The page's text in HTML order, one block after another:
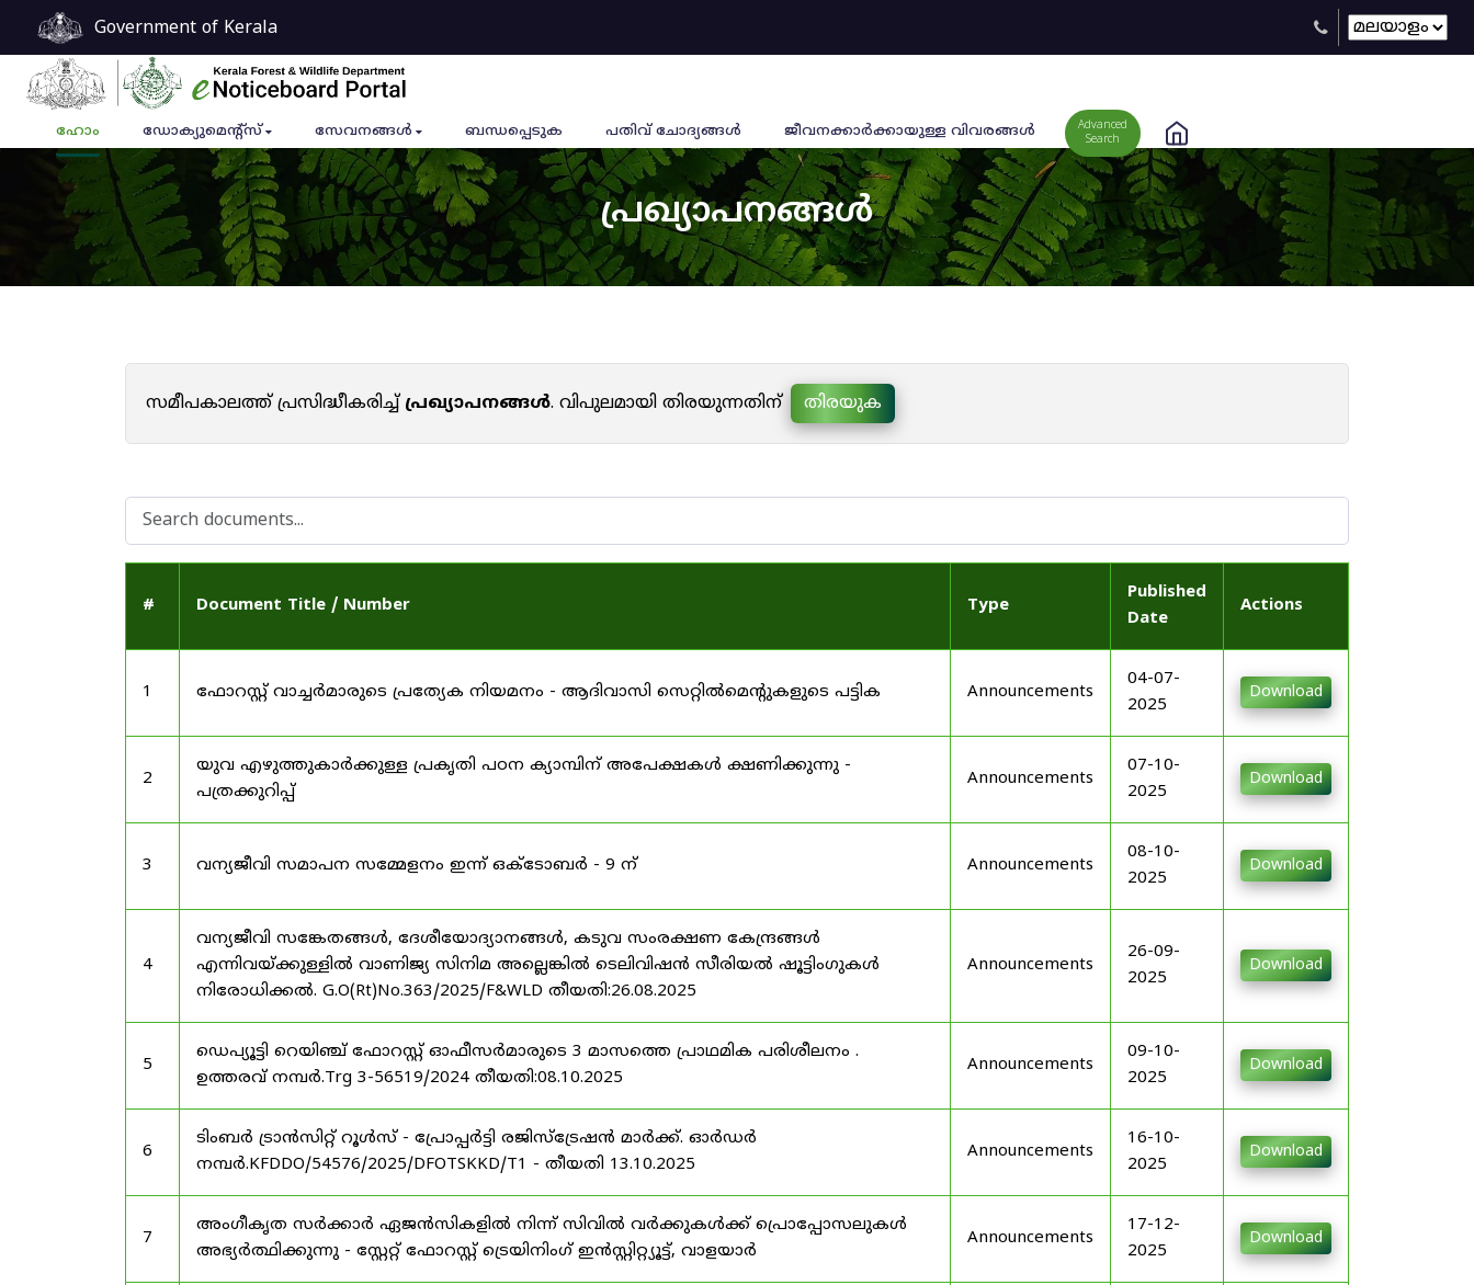
Government of Kerala
ഹോം ഡോക്യുമെൻ്റ്സ് സേവനങ്ങൾ ബന്ധപ്പെടുക പതിവ് ചോദ്യങ്ങൾ ജീവനക്കാര്‍ക്കായുള്ള വിവരങ്ങള്‍
Advanced
Search
പ്രഖ്യാപനങ്ങൾ
സമീപകാലത്ത് പ്രസിദ്ധീകരിച്ച്പ്രഖ്യാപനങ്ങൾ. വിപുലമായി തിരയുന്നതിന് തിരയുക
# Document Title / Number Type
Published
Date
Actions
1 ഫോറസ്റ്റ് വാച്ചർമാരുടെ പ്രത്യേക നിയമനം - ആദിവാസി സെറ്റിൽമെന്റുകളുടെ പട്ടിക Announcements
04-07-
2025
Download
2
യുവ എഴുത്തുകാർക്കുള്ള പ്രകൃതി പഠന ക്യാമ്പിന് അപേക്ഷകൾ ക്ഷണിക്കുന്നു -
പത്രക്കുറിപ്പ്
Announcements
07-10-
2025
Download
3 വന്യജീവി സമാപന സമ്മേളനം ഇന്ന് ഒക്ടോബർ - 9 ന് Announcements
08-10-
2025
Download
4
വന്യജീവി സങ്കേതങ്ങൾ, ദേശീയോദ്യാനങ്ങൾ, കടുവ സംരക്ഷണ കേന്ദ്രങ്ങൾ
എന്നിവയ്ക്കുള്ളിൽ വാണിജ്യ സിനിമ അല്ലെങ്കിൽ ടെലിവിഷൻ സീരിയൽ ഷൂട്ടിംഗുകൾ
നിരോധിക്കൽ. G.O(Rt)No.363/2025/F&WLD തീയതി:26.08.2025
Announcements
26-09-
2025
Download
5
ഡെപ്യൂട്ടി റെയിഞ്ച് ഫോറസ്റ്റ് ഓഫീസർമാരുടെ 3 മാസത്തെ പ്രാഥമിക പരിശീലനം .
ഉത്തരവ് നമ്പർ.Trg 3-56519/2024 തീയതി:08.10.2025
Announcements
09-10-
2025
Download
6
ടിംബർ ട്രാൻസിറ്റ് റൂൾസ് - പ്രോപ്പർട്ടി രജിസ്ട്രേഷൻ മാർക്ക്. ഓർഡർ
നമ്പർ.KFDDO/54576/2025/DFOTSKKD/T1 - തീയതി 13.10.2025
Announcements
16-10-
2025
Download
7
അംഗീകൃത സർക്കാർ ഏജൻസികളിൽ നിന്ന് സിവിൽ വർക്കുകൾക്ക് പ്രൊപ്പോസലുകൾ
അഭ്യർത്ഥിക്കുന്നു - സ്റ്റേറ്റ് ഫോറസ്റ്റ് ട്രെയിനിംഗ് ഇൻസ്റ്റിറ്റ്യൂട്ട്, വാളയാർ
Announcements
17-12-
2025
Download